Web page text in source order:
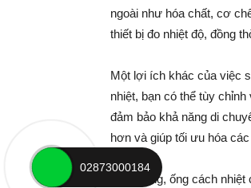
ngoài như hóa chất, cơ
thiết bị đo nhiệt độ, đồng
Một lợi ích khác của việc
nhiệt, bạn có thể tùy
đảm bảo khả năng di
hơn và giúp tối ưu hóa
Cuối cùng, ống cách
02873000184